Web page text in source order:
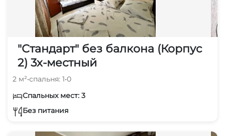
"Стандарт" без балкона (Корпус
2) 3х-местный
2 м²•спальня: 1•0
Спальных мест: 3
Без питания